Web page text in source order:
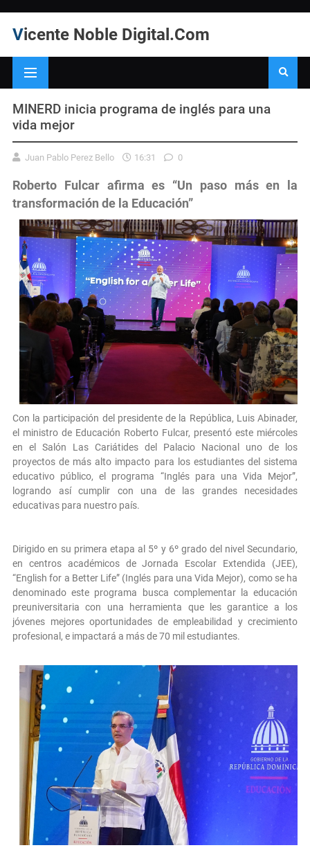
Vicente Noble Digital.Com
MINERD inicia programa de inglés para una
vida mejor
Juan Pablo Perez Bello 16:31 0
Roberto Fulcar afirma es “Un paso más en la
transformación de la Educación”
Con la participación del presidente de la República, Luis Abinader,
el ministro de Educación Roberto Fulcar, presentó este miércoles
en el Salón Las Cariátides del Palacio Nacional uno de los
proyectos de más alto impacto para los estudiantes del sistema
educativo público, el programa “Inglés para una Vida Mejor”,
logrando así cumplir con una de las grandes necesidades
educativas para nuestro país.
Dirigido en su primera etapa al 5º y 6º grado del nivel Secundario,
en centros académicos de Jornada Escolar Extendida (JEE),
“English for a Better Life” (Inglés para una Vida Mejor), como se ha
denominado este programa busca complementar la educación
preuniversitaria con una herramienta que les garantice a los
jóvenes mejores oportunidades de empleabilidad y crecimiento
profesional, e impactará a más de 70 mil estudiantes.